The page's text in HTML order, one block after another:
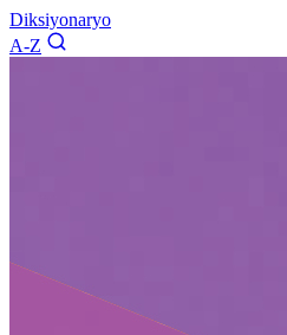
Diksiyonaryo
A-Z